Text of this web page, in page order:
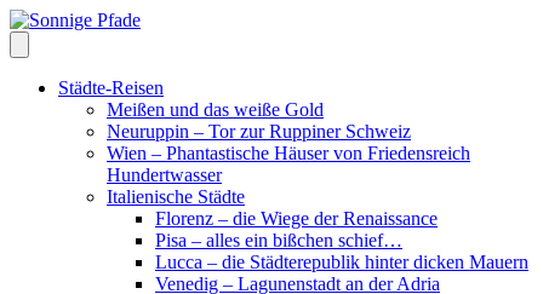
Skip
to
content
Städte-Reisen
Meißen und das weiße Gold
Neuruppin – Tor zur Ruppiner Schweiz
Wien – Phantastische Häuser von Friedensreich
Hundertwasser
Italienische Städte
Florenz – die Wiege der Renaissance
Pisa – alles ein bißchen schief…
Lucca – die Städterepublik hinter dicken Mauern
Venedig – Lagunenstadt an der Adria